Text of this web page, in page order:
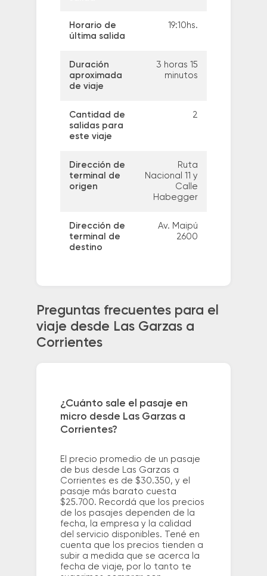
Horario de
última salida
19:10hs.
Duración
aproximada
de viaje
3 horas 15
minutos
Cantidad de
salidas para
este viaje
2
Dirección de
terminal de
origen
Ruta
Nacional 11 y
Calle
Habegger
Dirección de
terminal de
destino
Av. Maipú
2600
Preguntas frecuentes para el
viaje desde Las Garzas a
Corrientes
¿Cuánto sale el pasaje en
micro desde Las Garzas a
Corrientes?
El precio promedio de un pasaje
de bus desde Las Garzas a
Corrientes es de $30.350, y el
pasaje más barato cuesta
$25.700. Recordá que los precios
de los pasajes dependen de la
fecha, la empresa y la calidad
del servicio disponibles. Tené en
cuenta que los precios tienden a
subir a medida que se acerca la
fecha de viaje, por lo tanto te